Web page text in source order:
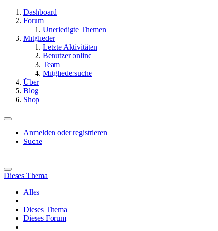
Dashboard
Forum
Unerledigte Themen
Mitglieder
Letzte Aktivitäten
Benutzer online
Team
Mitgliedersuche
Über
Blog
Shop
Anmelden oder registrieren
Suche
Dieses Thema
Alles
Dieses Thema
Dieses Forum